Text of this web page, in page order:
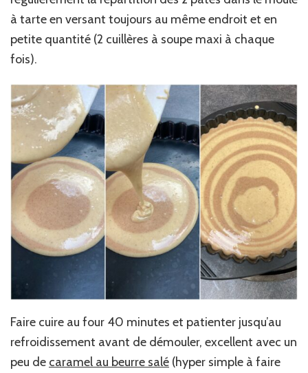
à tarte en versant toujours au même endroit et en
petite quantité (2 cuillères à soupe maxi à chaque
fois).
Faire cuire au four 40 minutes et patienter jusqu’au
refroidissement avant de démouler, excellent avec un
peu de caramel au beurre salé (hyper simple à faire